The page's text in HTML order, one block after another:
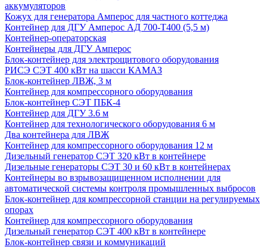
аккумуляторов
Кожух для генератора Амперос для частного коттеджа
Контейнер для ДГУ Амперос АД 700-Т400 (5,5 м)
Контейнер-операторская
Контейнеры для ДГУ Амперос
Блок-контейнер для электрощитового оборудования
РИСЭ СЭТ 400 кВт на шасси КАМАЗ
Блок-контейнер ЛВЖ, 3 м
Контейнер для компрессорного оборудования
Блок-контейнер СЭТ ПБК-4
Контейнер для ДГУ 3.6 м
Контейнер для технологического оборудования 6 м
Два контейнера для ЛВЖ
Контейнер для компрессорного оборудования 12 м
Дизельный генератор СЭТ 320 кВт в контейнере
Дизельные генераторы СЭТ 30 и 60 кВт в контейнерах
Контейнеры во взрывозащищенном исполнении для
автоматической системы контроля промышленных выбросов
Блок-контейнер для компрессорной станции на регулируемых
опорах
Контейнер для компрессорного оборудования
Дизельный генератор СЭТ 400 кВт в контейнере
Блок-контейнер связи и коммуникаций